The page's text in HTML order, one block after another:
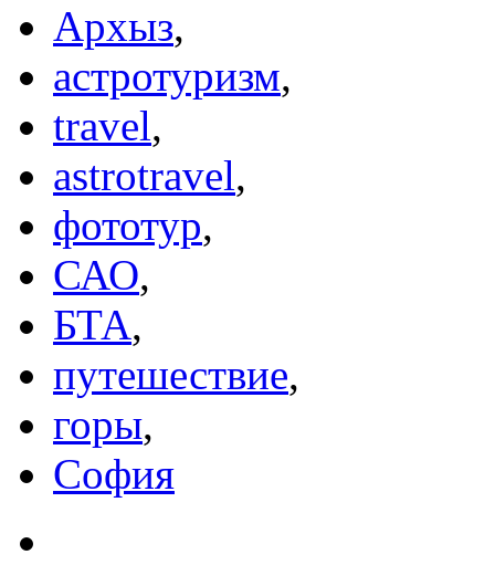
Архыз,
астротуризм,
travel,
astrotravel,
фототур,
САО,
БТА,
путешествие,
горы,
София